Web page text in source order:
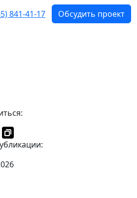
841-41-17
Обсудить проект